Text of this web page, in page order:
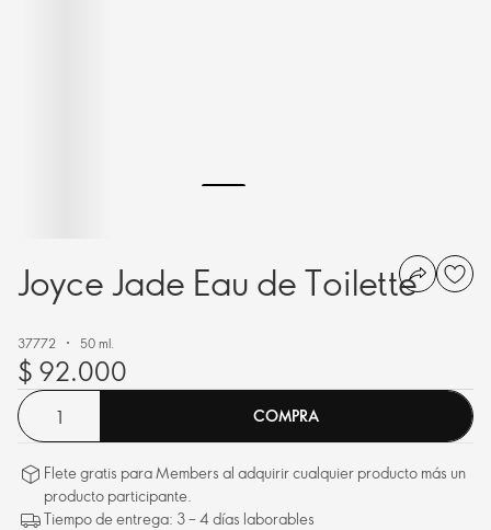
Joyce Jade Eau de Toilette
37772 50 ml.
$ 92.000
COMPRA
Flete gratis para Members al adquirir cualquier producto más un
producto participante.
Tiempo de entrega: 3 – 4 días laborables